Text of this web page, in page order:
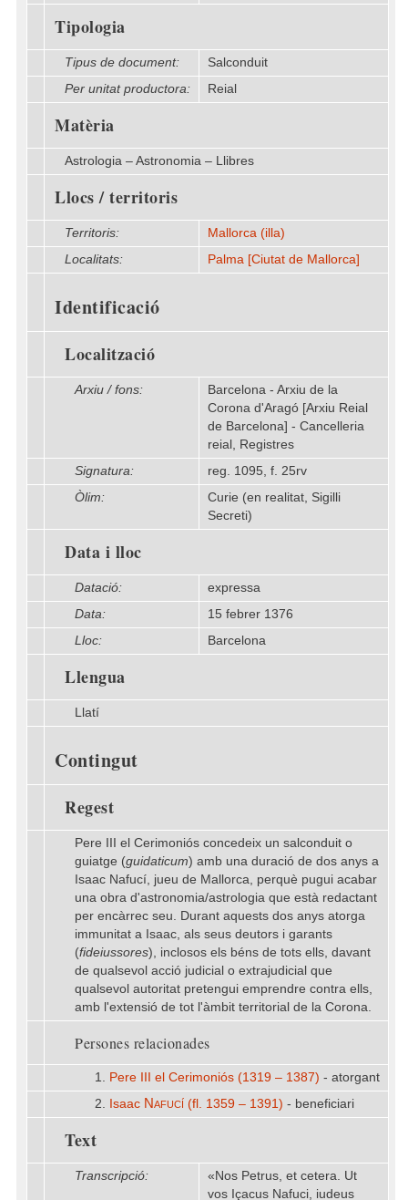
Tipologia
Tipus de document:
Salconduit
Per unitat productora:
Reial
Matèria
Astrologia – Astronomia – Llibres
Llocs / territoris
Territoris:
Mallorca (illa)
Localitats:
Palma [Ciutat de Mallorca]
Identificació
Localització
Arxiu / fons:
Barcelona - Arxiu de la
Corona d'Aragó [Arxiu Reial
de Barcelona] - Cancelleria
reial, Registres
Signatura:
reg. 1095, f. 25rv
Òlim:
Curie (en realitat, Sigilli
Secreti)
Data i lloc
Datació:
expressa
Data:
15 febrer 1376
Lloc:
Barcelona
Llengua
Llatí
Contingut
Regest
Pere III el Cerimoniós concedeix un salconduit o
guiatge (guidaticum) amb una duració de dos anys a
Isaac Nafucí, jueu de Mallorca, perquè pugui acabar
una obra d'astronomia/astrologia que està redactant
per encàrrec seu. Durant aquests dos anys atorga
immunitat a Isaac, als seus deutors i garants
(fideiussores), inclosos els béns de tots ells, davant
de qualsevol acció judicial o extrajudicial que
qualsevol autoritat pretengui emprendre contra ells,
amb l'extensió de tot l'àmbit territorial de la Corona.
Persones relacionades
1. Pere III el Cerimoniós (1319 – 1387) - atorgant
2. Isaac Nafucí (fl. 1359 – 1391) - beneficiari
Text
Transcripció:
«Nos Petrus, et cetera. Ut
vos Içacus Nafuci, iudeus